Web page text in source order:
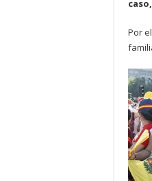
caso,
Por